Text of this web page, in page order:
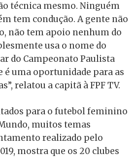
técnica mesmo. Ninguém
tem condução. A gente não
não tem apoio nenhum do
usa o nome do
do Campeonato Paulista
é uma oportunidade para as
relatou a capitã à FPF TV.
para o futebol feminino
muitos temas
realizado pelo
mostra que os 20 clubes